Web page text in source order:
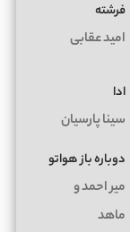
فرشته
امید عقابی
ادا
سینا پارسیان
دوباره باز هواتو
میر احمد و
ماهد